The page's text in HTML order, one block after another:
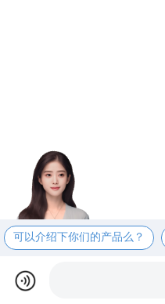
可以介绍下你们的产品么？